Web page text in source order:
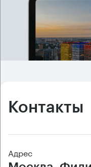
Контакты
Адрес